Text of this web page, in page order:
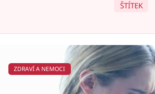
ŠTÍTEK
ZDRAVÍ A NEMOCI